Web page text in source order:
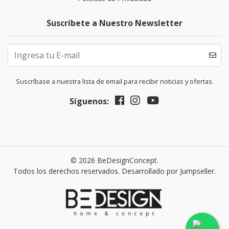
Suscríbete a Nuestro Newsletter
Suscríbase a nuestra lista de email para recibir noticias y ofertas.
Síguenos:
© 2026 BeDesignConcept.
Todos los derechos reservados. Desarrollado por Jumpseller.